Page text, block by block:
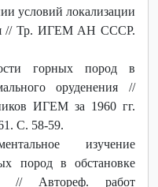
условий локализации
// Тр. ИГЕМ АН СССР.
горных пород в
оруденения //
ИГЕМ за 1960 гг.
С. 58-59.
изучение
пород в обстановке
// Автореф. работ